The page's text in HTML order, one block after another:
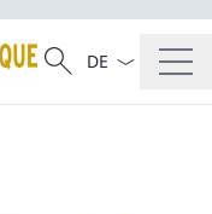
Recherche
Recherche
La langue